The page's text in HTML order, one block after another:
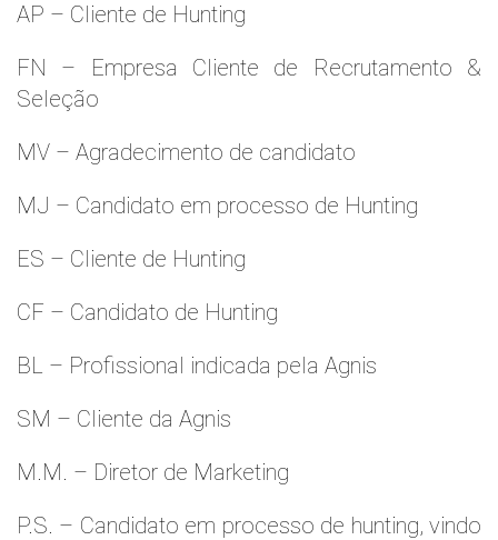
AP – Cliente de Hunting
FN – Empresa Cliente de Recrutamento &
Seleção
MV – Agradecimento de candidato
MJ – Candidato em processo de Hunting
ES – Cliente de Hunting
CF – Candidato de Hunting
BL – Profissional indicada pela Agnis
SM – Cliente da Agnis
M.M. – Diretor de Marketing
P.S. – Candidato em processo de hunting, vindo